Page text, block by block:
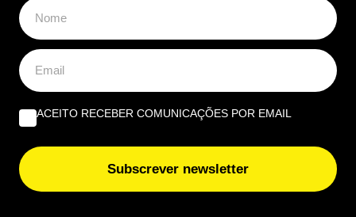
Bombeira Vera Costa interrompeu o almoço de
anos para responder a um incêndio em Santo
ocorrência
ACEITO RECEBER COMUNICAÇÕES POR EMAIL
Subscrever newsletter